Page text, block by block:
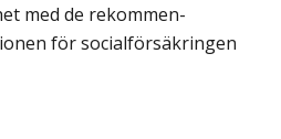
med de rekommen­
för socialförsäkringen